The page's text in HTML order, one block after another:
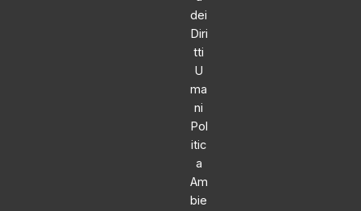
dei
Diri
tti
U
ma
ni
Pol
itic
a
Am
bie